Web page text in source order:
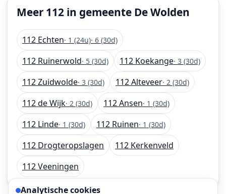
Meer 112 in gemeente De Wolden
112 Echten· 1 (24u)· 6 (30d)
112 Ruinerwold· 5 (30d) 112 Koekange· 3 (30d)
112 Zuidwolde· 3 (30d) 112 Alteveer· 2 (30d)
112 de Wijk· 2 (30d) 112 Ansen· 1 (30d)
112 Linde· 1 (30d) 112 Ruinen· 1 (30d)
112 Drogteropslagen
112 Kerkenveld
112 Veeningen
Analytische cookies